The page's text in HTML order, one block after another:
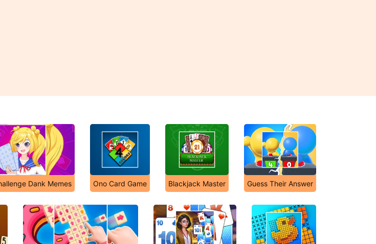
Dank Memes Ono Card Game Blackjack Master Guess Their Answer